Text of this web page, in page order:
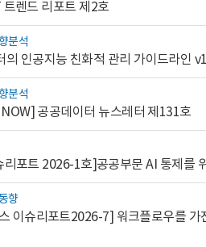
트렌드 리포트 제2호
분석
의 인공지능 친화적 관리 가이드라인
분석
공공데이터 뉴스레터 제131호
향